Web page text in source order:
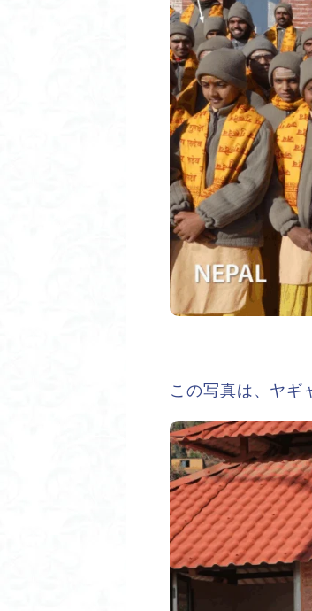
この写真は、ヤギ